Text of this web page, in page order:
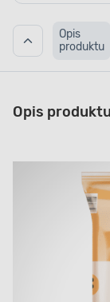
Opis
produktu
Opis produktu